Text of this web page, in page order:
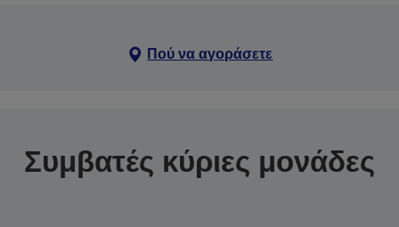
Πού να αγοράσετε
Συμβατές κύριες μονάδες